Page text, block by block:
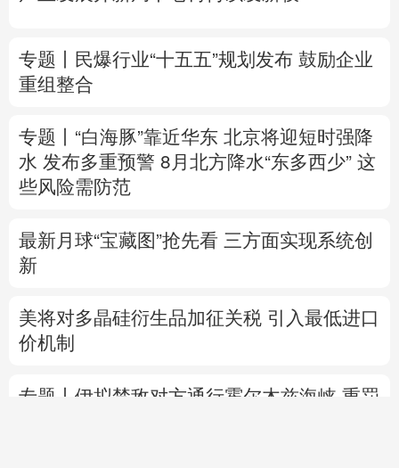
专题丨
民爆行业“十五五”规划发布 鼓励企业
重组整合
专题丨 “白海豚”靠近华东 北京将迎短时强降
水 发布多重预警 8月北方降水“东多西少” 这
些风险需防范
最新月球“宝藏图”抢先看 三方面实现系统创
新
美将对多晶硅衍生品加征关税 引入最低进口
价机制
专题丨 伊拟禁敌对方通行霍尔木兹海峡 重罚